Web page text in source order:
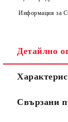
Съгласен
Информация за
Детайлно
Свързани